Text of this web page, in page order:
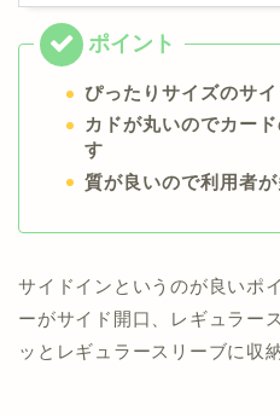
ぴったりサイズのサ
カドが丸いのでカー
す
質が良いので利用者
サイドインというのが良いポ
ーがサイド開口、レギュラー
ッとレギュラースリーブに収